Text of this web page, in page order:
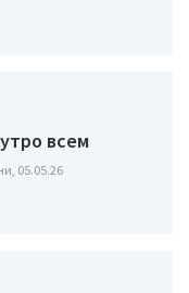
всем
05.05.26